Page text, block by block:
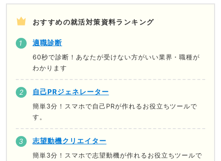
おすすめの就活対策資料ランキング
適職診断
60秒で診断！あなたが受けない方がいい業界・職種が
わかります
自己PRジェネレーター
簡単3分！スマホで自己PRが作れるお役立ちツールで
す。
志望動機クリエイター
簡単3分！スマホで志望動機が作れるお役立ちツールで